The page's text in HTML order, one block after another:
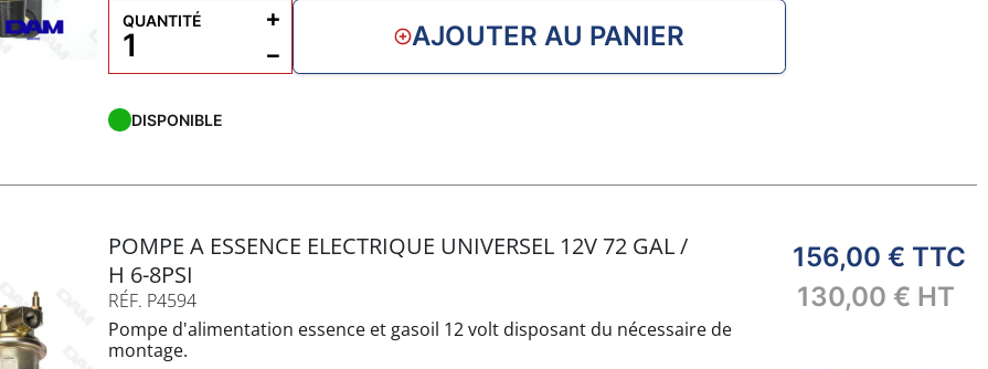
DISPONIBLE
QUANTITÉ
−
+
AJOUTER AU PANIER
POMPE A ESSENCE ELECTRIQUE UNIVERSEL 12V 72 GAL /
H 6-8PSI
RÉF. P4594
Pompe d'alimentation essence et gasoil 12 volt disposant du nécessaire de
montage.
156,00 € TTC
130,00 € HT